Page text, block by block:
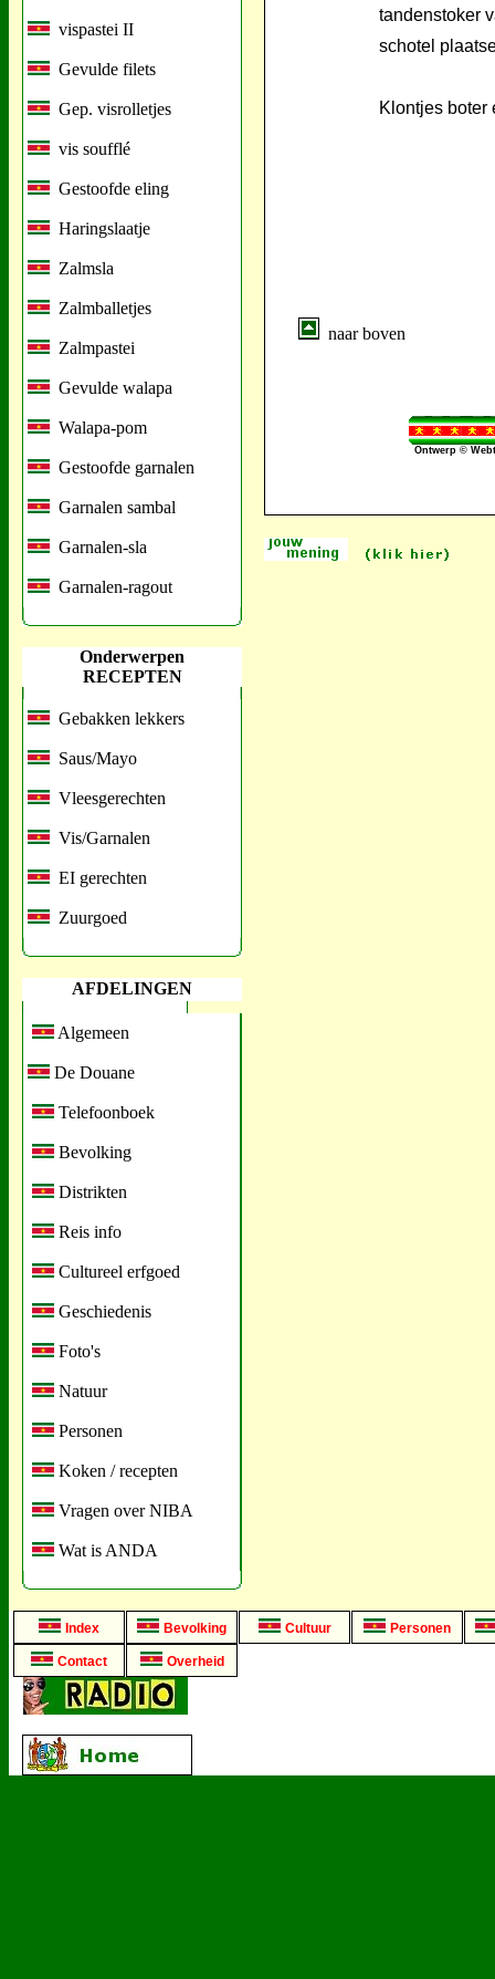
vispastei II
Gevulde filets
Gep. visrolletjes
vis soufflé
Gestoofde eling
Haringslaatje
Zalmsla
Zalmballetjes
Zalmpastei
Gevulde walapa
Walapa-pom
Gestoofde garnalen
Garnalen sambal
Garnalen-sla
Garnalen-ragout
Onderwerpen
RECEPTEN
Gebakken lekkers
Saus/Mayo
Vleesgerechten
Vis/Garnalen
EI gerechten
Zuurgoed
AFDELINGEN
Algemeen
De Douane
Telefoonboek
Bevolking
Distrikten
Reis info
Cultureel erfgoed
Geschiedenis
Foto's
Natuur
Personen
Koken / recepten
Vragen over NIBA
Wat is ANDA
tandenstoker
schotel
Klontjes boter
naar boven
Ontwerp ©
Index Bevolking Cultuur Personen
Contact Overheid